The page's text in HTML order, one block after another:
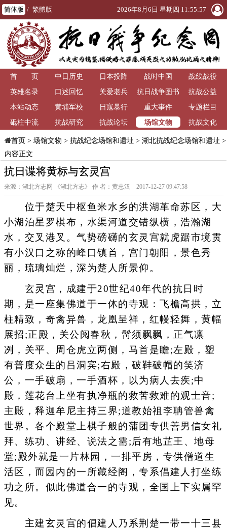
简体版 / 繁體版 2026年8月6日 星期四 11:55:57
首 页 中日历史 日本投降 战时中国
战线战役
英雄名录
口述回忆 关爱老兵
抗日战争图书
馆
抗战公益
本站动态
黄埔军校 日寇暴行 重大事件
专题栏目
砥柱中流
抗战研究 抗战论坛 场馆文物 抗战文化
首页> 场馆文物 > 抗战纪念场馆和遗址 > 湖北抗战纪念场馆和遗址 >
内容正文
抗日谍将黄标与玄灵宫
来源：湖北方志网 《湖北方志》 作 者：黄忠汉 2017-12-27 09:47:58
位于楚天中枢鱼米水乡的洪湖革命苏区，大
小湖泊星罗棋布，水渠河道交错纵横，浩瀚湖
水，交叉港叉。气势磅礴的玄灵宫就虎踞市境贯
有小汉口之称的峰口镇首，宫门朝阳，景色秀
丽，琉璃灿烂，深为楚人所景仰。
玄灵宫，成建于20世纪40年代的抗日时
期，是一座集佛道于一体的寺观：飞檐高拱，立
柱精致，奇禽异兽，龙凰呈祥，红幔轻舞，黄幅
展招;正殿，关公阅春秋，髯须飘飘，正气凛
冽，关平、周仓虎立两侧，马首是瞻;左殿，塑
有普度众生的吕洞宾;右殿，破鞋破帽的笑济
公，一手破扇，一手酒杯，以为病人去疾;中
殿，莲花台上坐有执净瓶的救苦救难的观士音;
主殿，释迦牟尼主持三界;道教始祖李聃管兽禽
世界。各个殿堂上棋子般的蒲团专供善男信女礼
拜、练功、讲经、说法之需;后有地芷王、地母
堂;殿外就是一片林园，一排平房，专供僧道生
活区，而园内的一所藏经阁，专系倡建人打坐练
功之所。似此佛道合一的寺观，全国上下实属罕
见。
主建玄灵宫的倡建人乃系荆楚一带一十三县